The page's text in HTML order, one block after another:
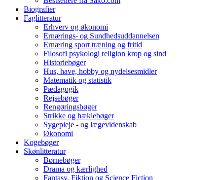
Biografier
Faglitteratur
Erhverv og økonomi
Ernærings- og Sundhedsuddannelsen
Ernæring sport træning og fritid
Filosofi psykologi religion krop og sind
Historiebøger
Hus, have, hobby og nydelsesmidler
Matematik og statistik
Pædagogik
Rejsebøger
Rengøringsbøger
Strikke og hæklebøger
Sygepleje - og lægevidenskab
Økonomi
Kogebøger
Skønlitteratur
Børnebøger
Drama og kærlighed
Fantasy, Fiktion og Science Fiction